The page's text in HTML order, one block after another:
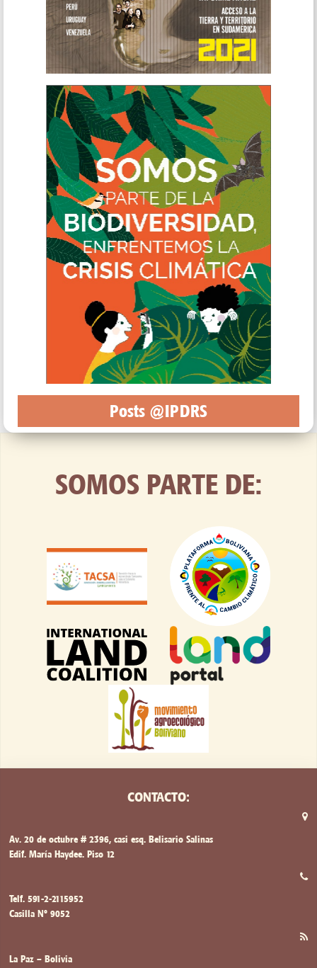
Posts @IPDRS
SOMOS PARTE DE:
CONTACTO:
Av. 20 de octubre # 2396, casi esq. Belisario Salinas
Edif. María Haydee. Piso 12
Telf. 591-2-2115952
Casilla Nº 9052
La Paz – Bolivia